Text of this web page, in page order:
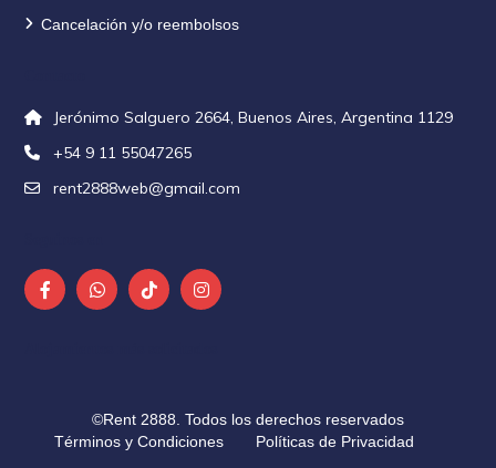
Cancelación y/o reembolsos
Jerónimo Salguero 2664, Buenos Aires, Argentina 1129
+54 9 11 55047265
rent2888web@gmail.com
©Rent 2888. Todos los derechos reservados
Términos y Condiciones
Políticas de Privacidad